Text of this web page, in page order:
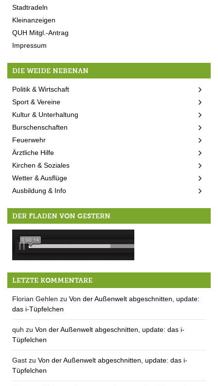
Stadtradeln
Kleinanzeigen
QUH Mitgl.-Antrag
Impressum
DIE WEIDE NEBENAN
Politik & Wirtschaft
Sport & Vereine
Kultur & Unterhaltung
Burschenschaften
Feuerwehr
Ärztliche Hilfe
Kirchen & Soziales
Wetter & Ausflüge
Ausbildung & Info
DER FLADEN VON GESTERN
Wittgenstein zum herunterladen
LETZTE KOMMENTARE
Florian Gehlen zu Von der Außenwelt abgeschnitten, update:
das i-Tüpfelchen
quh zu Von der Außenwelt abgeschnitten, update: das i-
Tüpfelchen
Gast zu Von der Außenwelt abgeschnitten, update: das i-
Tüpfelchen